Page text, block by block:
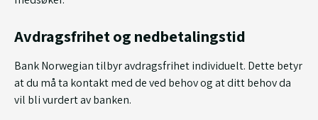
Avdragsfrihet og nedbetalingstid
Bank Norwegian tilbyr avdragsfrihet individuelt. Dette betyr
at du må ta kontakt med de ved behov og at ditt behov da
vil bli vurdert av banken.